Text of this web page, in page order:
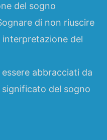
del sogno
di non riuscire
interpretazione del
abbracciati da
del sogno